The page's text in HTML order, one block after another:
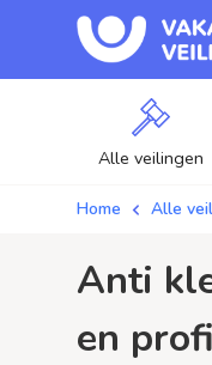
Alle veilingen
Home Alle
anti kleeflaag pan / aanbiedingen - Plaats je bod op anti kleeflaag pan veilingen
en